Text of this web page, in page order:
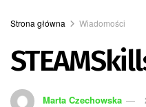
Strona główna Wiadomości
Marta Czechowska